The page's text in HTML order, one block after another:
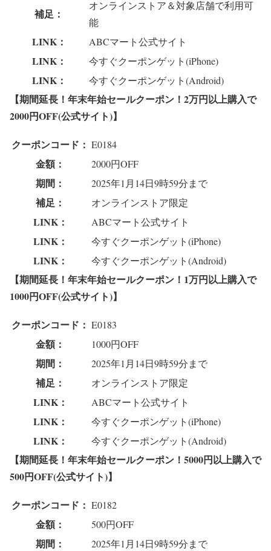
補足：
オンラインストア＆対象店舗で利用可
能
LINK： ABCマート公式サイト
LINK： 今すぐクーポンゲット(iPhone)
LINK： 今すぐクーポンゲット(Android)
【期間延長！年末年始セールクーポン！2万円以上購入で
2000円OFF(公式サイト)】
クーポンコード： E0184
金額： 2000円OFF
期間： 2025年1月14日9時59分まで
補足： オンラインストア限定
LINK： ABCマート公式サイト
LINK： 今すぐクーポンゲット(iPhone)
LINK： 今すぐクーポンゲット(Android)
【期間延長！年末年始セールクーポン！1万円以上購入で
1000円OFF(公式サイト)】
クーポンコード： E0183
金額： 1000円OFF
期間： 2025年1月14日9時59分まで
補足： オンラインストア限定
LINK： ABCマート公式サイト
LINK： 今すぐクーポンゲット(iPhone)
LINK： 今すぐクーポンゲット(Android)
【期間延長！年末年始セールクーポン！5000円以上購入で
500円OFF(公式サイト)】
クーポンコード： E0182
金額： 500円OFF
期間： 2025年1月14日9時59分まで